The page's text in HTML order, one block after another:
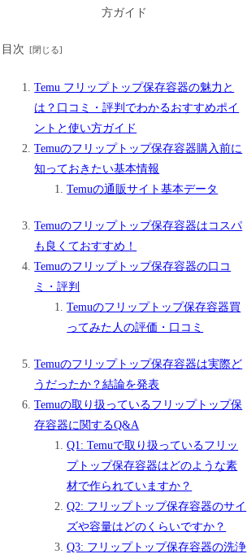
目次
Temu フリップトップ保存容器の魅力と
は？口コミ・評判でわかるおすすめポイ
ントと使い方ガイド
Temuのフリップトップ保存容器購入前に
知っておきたい基本情報
Temuの通販サイト基本データ
Temuのフリップトップ保存容器はコスパ
も良くておすすめ！
Temuのフリップトップ保存容器の口コ
ミ・評判
Temuのフリップトップ保存容器買
ってみた人の評価・口コミ
Temuのフリップトップ保存容器は実際ど
うだったか？結論を発表
Temuの取り扱っているフリップトップ保
存容器に関するQ&A
Q1: Temuで取り扱っているフリッ
プトップ保存容器はどのような素
材で作られていますか？
Q2: フリップトップ保存容器のサイ
ズや容量はどのくらいですか？
Q3: フリップトップ保存容器の洗浄